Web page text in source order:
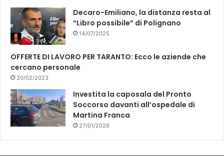
Decaro-Emiliano, la distanza resta al
“Libro possibile” di Polignano
14/07/2025
OFFERTE DI LAVORO PER TARANTO: Ecco le aziende che
cercano personale
20/02/2023
Investita la caposala del Pronto
Soccorso davanti all’ospedale di
Martina Franca
27/01/2026